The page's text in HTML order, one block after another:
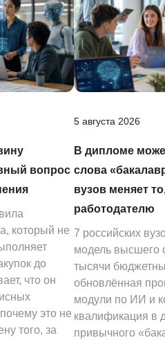
вопрос
который не
до
что он
это не
того, за
5 августа 2026
В дипломе
слова
вузов меняет
работодателю
7 российских
модель высшего
тысячи
обновлённая
модули по ИИ и
квалификация в
привычного